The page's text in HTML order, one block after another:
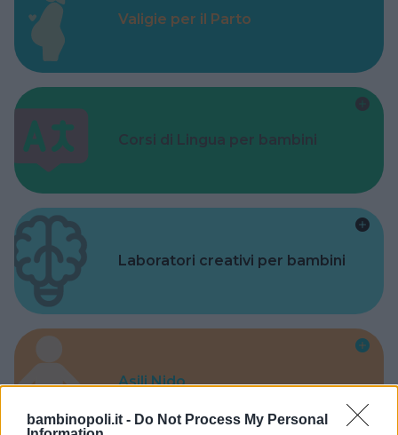
bambinopoli.it - Do Not Process My Personal
Valigie per il Parto
Corsi di Lingua per bambini
Laboratori creativi per bambini
Asili Nido